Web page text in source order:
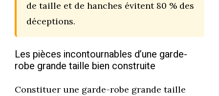
de taille et de hanches évitent 80 % des
déceptions.
Les pièces incontournables d’une garde-
robe grande taille bien construite
Constituer une garde-robe grande taille